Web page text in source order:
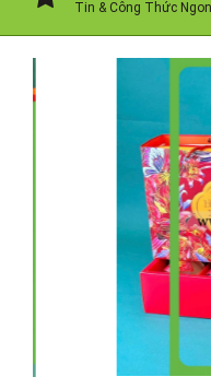
Tin & Công Thức Ngon